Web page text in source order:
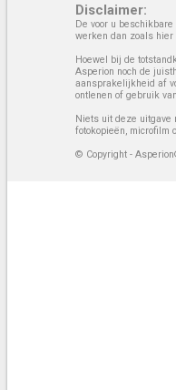
Disclaimer:
De voor u
werken dan zoals hier
Hoewel bij de
Asperion noch de
aansprakelijkheid af
ontlenen of gebruik
Niets uit deze uitgave
fotokopieën, microfilm
© Copyright -